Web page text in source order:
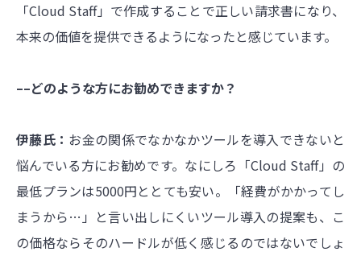
「Cloud Staff」で作成することで正しい請求書になり、
本来の価値を提供できるようになったと感じています。
––どのような方にお勧めできますか？
伊藤氏： お金の関係でなかなかツールを導入できないと
悩んでいる方にお勧めです。なにしろ「Cloud Staff」の
最低プランは5000円ととても安い。「経費がかかってし
まうから…」と言い出しにくいツール導入の提案も、こ
の価格ならそのハードルが低く感じるのではないでしょ